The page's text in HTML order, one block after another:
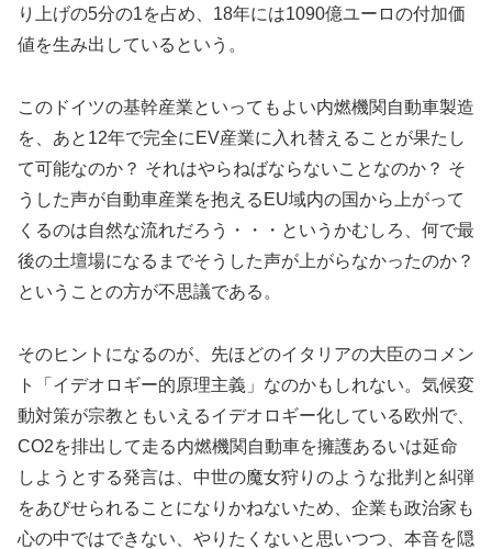
り上げの5分の1を占め、18年には1090億ユーロの付加価
値を生み出しているという。
このドイツの基幹産業といってもよい内燃機関自動車製造
を、あと12年で完全にEV産業に入れ替えることが果たし
て可能なのか？ それはやらねばならないことなのか？ そ
うした声が自動車産業を抱えるEU域内の国から上がって
くるのは自然な流れだろう・・・というかむしろ、何で最
後の土壇場になるまでそうした声が上がらなかったのか？
ということの方が不思議である。
そのヒントになるのが、先ほどのイタリアの大臣のコメン
ト「イデオロギー的原理主義」なのかもしれない。気候変
動対策が宗教ともいえるイデオロギー化している欧州で、
CO2を排出して走る内燃機関自動車を擁護あるいは延命
しようとする発言は、中世の魔女狩りのような批判と糾弾
をあびせられることになりかねないため、企業も政治家も
心の中ではできない、やりたくないと思いつつ、本音を隠